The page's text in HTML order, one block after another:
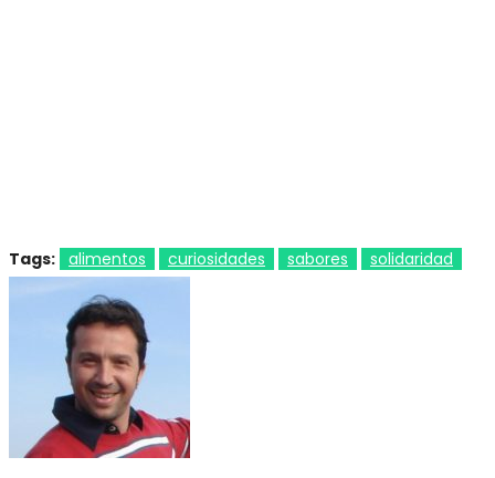
Tags: alimentos curiosidades sabores solidaridad